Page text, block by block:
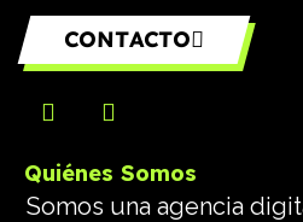
CONTACTO
Quiénes Somos
Somos una agencia